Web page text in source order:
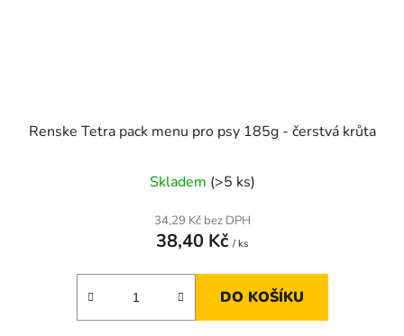
Renske Tetra pack menu pro psy 185g - čerstvá krůta
Skladem (>5 ks)
34,29 Kč bez DPH
38,40 Kč / ks
DO KOŠÍKU